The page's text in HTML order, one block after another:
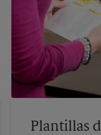
Plantillas